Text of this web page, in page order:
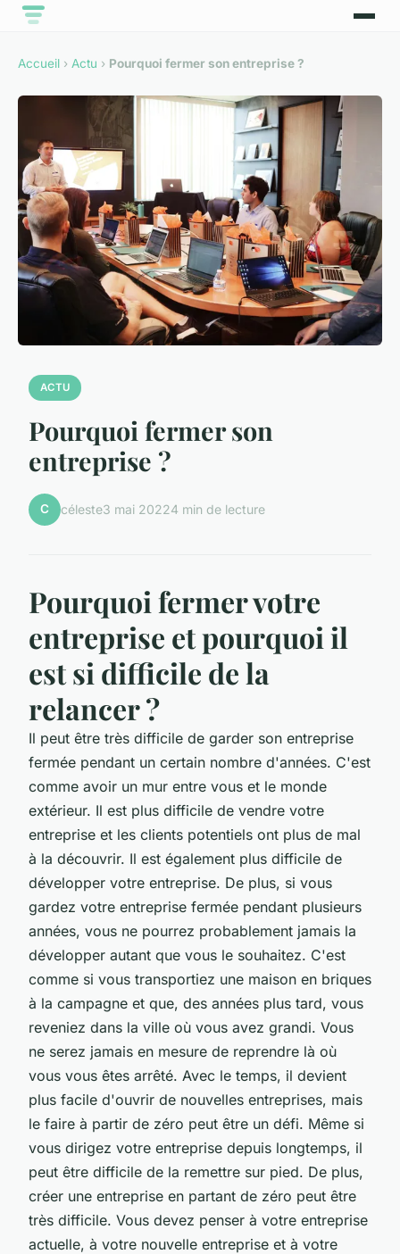
Accueil › Actu › Pourquoi fermer son entreprise ?
ACTU
Pourquoi fermer son
entreprise ?
C céleste3 mai 20224 min de lecture
Pourquoi fermer votre
entreprise et pourquoi il
est si difficile de la
relancer ?
Il peut être très difficile de garder son entreprise
fermée pendant un certain nombre d'années. C'est
comme avoir un mur entre vous et le monde
extérieur. Il est plus difficile de vendre votre
entreprise et les clients potentiels ont plus de mal
à la découvrir. Il est également plus difficile de
développer votre entreprise. De plus, si vous
gardez votre entreprise fermée pendant plusieurs
années, vous ne pourrez probablement jamais la
développer autant que vous le souhaitez. C'est
comme si vous transportiez une maison en briques
à la campagne et que, des années plus tard, vous
reveniez dans la ville où vous avez grandi. Vous
ne serez jamais en mesure de reprendre là où
vous vous êtes arrêté. Avec le temps, il devient
plus facile d'ouvrir de nouvelles entreprises, mais
le faire à partir de zéro peut être un défi. Même si
vous dirigez votre entreprise depuis longtemps, il
peut être difficile de la remettre sur pied. De plus,
créer une entreprise en partant de zéro peut être
très difficile. Vous devez penser à votre entreprise
actuelle, à votre nouvelle entreprise et à votre